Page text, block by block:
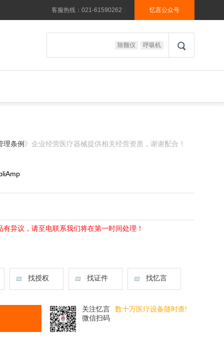
客服热线：021-61590262 忆言公众号
除颤仪 呼吸机
理条例 》企业经营医疗器械提供相关经营资质，谢谢配合！
异议，请至电联系我们将在第一时间处理！
找授权 找证件 找忆言
关注忆言
微信扫码
数十万医疗设备随时查!